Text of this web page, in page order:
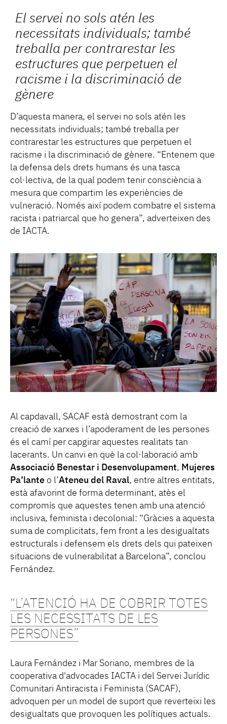
El servei no sols atén les
necessitats individuals; també
treballa per contrarestar les
estructures que perpetuen el
racisme i la discriminació de
gènere
D’aquesta manera, el servei no sols atén les
necessitats individuals; també treballa per
contrarestar les estructures que perpetuen el
racisme i la discriminació de gènere. “Entenem que
la defensa dels drets humans és una tasca
col·lectiva, de la qual podem tenir consciència a
mesura que compartim les experiències de
vulneració. Només així podem combatre el sistema
racista i patriarcal que ho genera”, adverteixen des
de IACTA.
Al capdavall, SACAF està demostrant com la
creació de xarxes i l’apoderament de les persones
és el camí per capgirar aquestes realitats tan
lacerants. Un canvi en què la col·laboració amb
Associació Benestar i Desenvolupament, Mujeres
Pa’lante o l’Ateneu del Raval, entre altres entitats,
està afavorint de forma determinant, atès el
compromís que aquestes tenen amb una atenció
inclusiva, feminista i decolonial: “Gràcies a aquesta
suma de complicitats, fem front a les desigualtats
estructurals i defensem els drets dels qui pateixen
situacions de vulnerabilitat a Barcelona”, conclou
Fernández.
“L’ATENCIÓ HA DE COBRIR TOTES
LES NECESSITATS DE LES
PERSONES”
Laura Fernández i Mar Soriano, membres de la
cooperativa d'advocades IACTA i del Servei Jurídic
Comunitari Antiracista i Feminista (SACAF),
advoquen per un model de suport que reverteixi les
desigualtats que provoquen les polítiques actuals.